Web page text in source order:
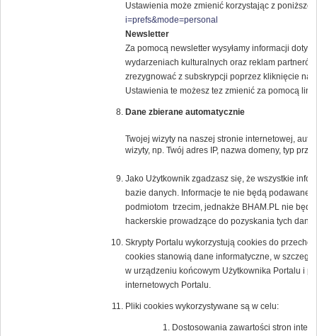
Ustawienia może zmienić korzystając z
i=prefs&mode=personal
Newsletter
Za pomocą newsletter wysyłamy informacji
wydarzeniach kulturalnych oraz reklam
zrezygnować z subskrypcji poprzez kliknięcie na
Ustawienia te możesz tez zmienić za pomocą
Dane zbierane automatycznie
Twojej wizyty na naszej stronie internetowej,
wizyty, np. Twój adres IP, nazwa domeny, typ
Jako Użytkownik zgadzasz się, że wszystkie
bazie danych. Informacje te nie będą podawane
podmiotom trzecim, jednakże BHAM.PL nie
hackerskie prowadzące do pozyskania tych
Skrypty Portalu wykorzystują cookies do
cookies stanowią dane informatyczne, w
w urządzeniu końcowym Użytkownika Portalu i
internetowych Portalu.
Pliki cookies wykorzystywane są w celu:
Dostosowania zawartości stron